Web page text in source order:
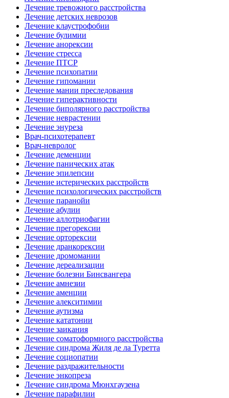
Лечение тревожного расстройства
Лечение детских неврозов
Лечение клаустрофобии
Лечение булимии
Лечение анорексии
Лечение стресса
Лечение ПТСР
Лечение психопатии
Лечение гипомании
Лечение мании преследования
Лечение гиперактивности
Лечение биполярного расстройства
Лечение неврастении
Лечение энуреза
Врач-психотерапевт
Врач-невролог
Лечение деменции
Лечение панических атак
Лечение эпилепсии
Лечение истерических расстройств
Лечение психологических расстройств
Лечение паранойи
Лечение абулии
Лечение аллотриофагии
Лечение прегорексии
Лечение орторексии
Лечение дранкорексии
Лечение дромомании
Лечение дереализации
Лечение болезни Бинсвангера
Лечение амнезии
Лечение аменции
Лечение алекситимии
Лечение аутизма
Лечение кататонии
Лечение заикания
Лечение соматоформного расстройства
Лечение синдрома Жиля де ла Туретта
Лечение социопатии
Лечение раздражительности
Лечение энкопреза
Лечение синдрома Мюнхгаузена
Лечение парафилии